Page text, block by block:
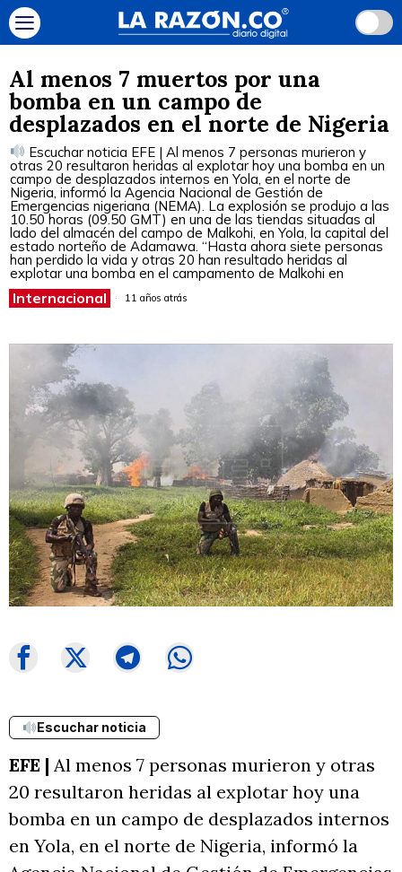
Al menos 7 muertos por una
bomba en un campo de
desplazados en el norte de Nigeria
Escuchar noticia EFE | Al menos 7 personas murieron y
otras 20 resultaron heridas al explotar hoy una bomba en un
campo de desplazados internos en Yola, en el norte de
Nigeria, informó la Agencia Nacional de Gestión de
Emergencias nigeriana (NEMA). La explosión se produjo a las
10.50 horas (09.50 GMT) en una de las tiendas situadas al
lado del almacén del campo de Malkohi, en Yola, la capital del
estado norteño de Adamawa. “Hasta ahora siete personas
han perdido la vida y otras 20 han resultado heridas al
explotar una bomba en el campamento de Malkohi en
Internacional 11 años atrás
Escuchar noticia
EFE | Al menos 7 personas murieron y otras
20 resultaron heridas al explotar hoy una
bomba en un campo de desplazados internos
en Yola, en el norte de Nigeria, informó la